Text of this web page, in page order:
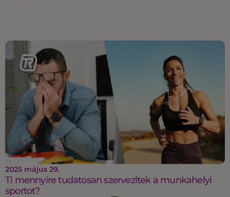
2025 május 29.
Ti mennyire tudatosan szervezitek a munkahelyi
sportot?